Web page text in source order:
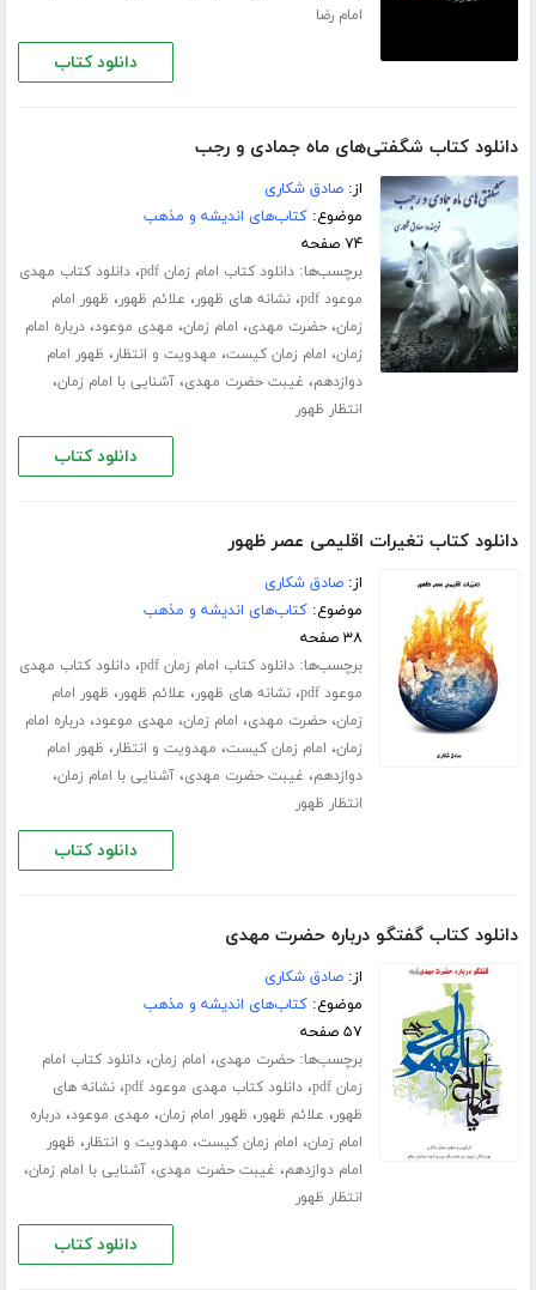
امام رضا
دانلود کتاب
دانلود کتاب شگفتی‌های ماه جمادی و رجب
از:صادق شکاری
موضوع:کتاب‌های اندیشه و مذهب
۷۴ صفحه
برچسب‌ها:دانلود کتاب امام زمان pdf ،دانلود کتاب مهدی
موعود pdf
،نشانه های ظهور، علائم ظهور، ظهور امام
زمان،حضرت مهدی، امام زمان، مهدی موعود،درباره امام
زمان، امام زمان کیست، مهدویت و انتظار، ظهور امام
دوازدهم، غیبت حضرت مهدی،آشنایی با امام زمان،
انتظار ظهور
دانلود کتاب
دانلود کتاب تغیرات اقلیمی عصر ظهور
از:صادق شکاری
موضوع:کتاب‌های اندیشه و مذهب
۳۸ صفحه
برچسب‌ها:دانلود کتاب امام زمان pdf ،دانلود کتاب مهدی
موعود pdf
،نشانه های ظهور، علائم ظهور، ظهور امام
زمان،حضرت مهدی، امام زمان، مهدی موعود،درباره امام
زمان، امام زمان کیست، مهدویت و انتظار، ظهور امام
دوازدهم، غیبت حضرت مهدی،آشنایی با امام زمان،
انتظار ظهور
دانلود کتاب
دانلود کتاب گفتگو درباره حضرت مهدی‌
از:صادق شکاری
موضوع:کتاب‌های اندیشه و مذهب
۵۷ صفحه
برچسب‌ها:حضرت مهدی، امام زمان،دانلود کتاب امام
زمان pdf
،دانلود کتاب مهدی موعود pdf ،نشانه های
ظهور، علائم ظهور، ظهور امام زمان، مهدی موعود،درباره
امام زمان، امام زمان کیست، مهدویت و انتظار، ظهور
امام دوازدهم، غیبت حضرت مهدی،آشنایی با امام زمان،
انتظار ظهور
دانلود کتاب